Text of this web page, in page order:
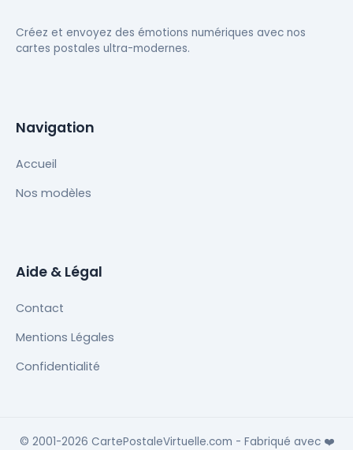
Créez et envoyez des émotions numériques avec nos
cartes postales ultra-modernes.
Navigation
Accueil
Nos modèles
Aide & Légal
Contact
Mentions Légales
Confidentialité
© 2001-2026 CartePostaleVirtuelle.com - Fabriqué avec ❤️